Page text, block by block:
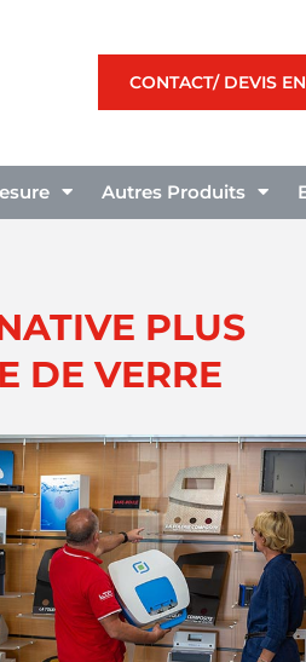
CONTACT/ DEVIS
Autres Produits
PLUS
DE VERRE